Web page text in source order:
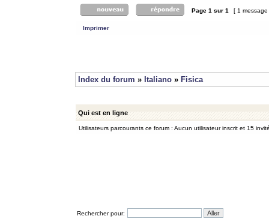
Page 1 sur 1 [ 1
Imprimer
Index du forum » Italiano » Fisica
Qui est en ligne
Utilisateurs parcourants ce forum : Aucun utilisateur inscrit et 15
Rechercher pour: